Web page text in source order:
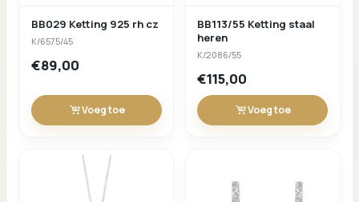
BB029 Ketting 925 rh cz
K/6575/45
€89,00
Voeg toe
BB113/55 Ketting staal
heren
K/2086/55
€115,00
Voeg toe